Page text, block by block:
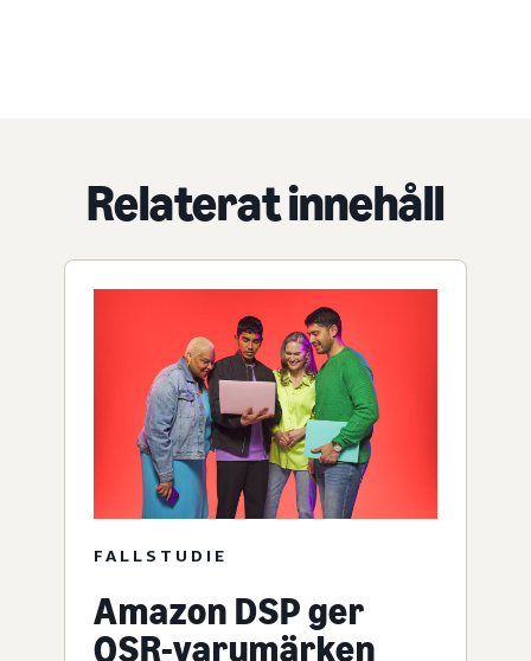
Relaterat innehåll
FALLSTUDIE
Amazon DSP ger
QSR-varumärken